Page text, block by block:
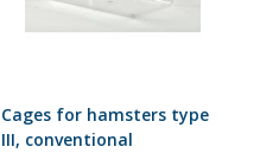
Cages for hamsters type
III, conventional